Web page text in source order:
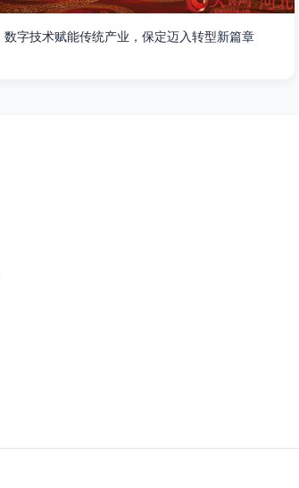
数字技术赋能传统产业，保定迈入转型新篇章